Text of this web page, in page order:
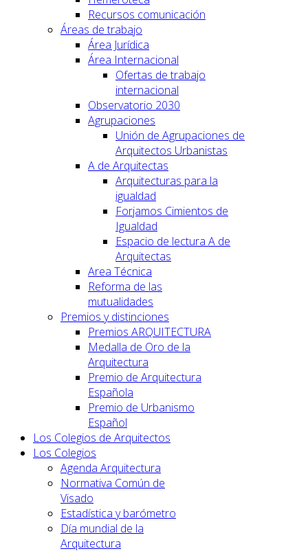
Recursos comunicación
Áreas de trabajo
Área Jurídica
Área Internacional
Ofertas de trabajo
internacional
Observatorio 2030
Agrupaciones
Unión de Agrupaciones de
Arquitectos Urbanistas
A de Arquitectas
Arquitecturas para la
igualdad
Forjamos Cimientos de
Igualdad
Espacio de lectura A de
Arquitectas
Area Técnica
Reforma de las
mutualidades
Premios y distinciones
Premios ARQUITECTURA
Medalla de Oro de la
Arquitectura
Premio de Arquitectura
Española
Premio de Urbanismo
Español
Los Colegios de Arquitectos
Los Colegios
Agenda Arquitectura
Normativa Común de
Visado
Estadística y barómetro
Día mundial de la
Arquitectura